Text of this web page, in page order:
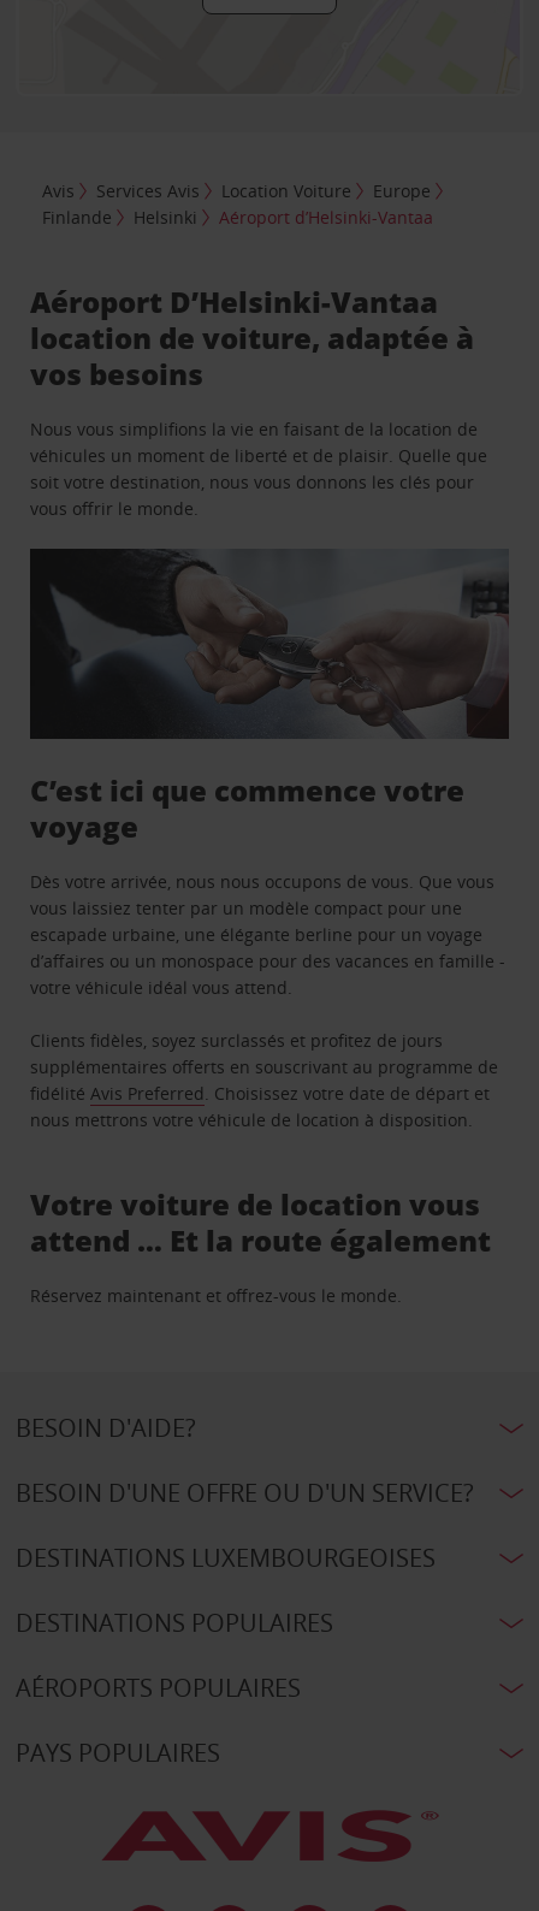
Avis Services Avis Location Voiture
Europe
Finlande
Helsinki Aéroport d’Helsinki-Vantaa
Aéroport D’Helsinki-Vantaa
location de voiture, adaptée à
vos besoins
Nous vous simplifions la vie en faisant de la location de
véhicules un moment de liberté et de plaisir. Quelle que
soit votre destination, nous vous donnons les clés pour
vous offrir le monde.
C’est ici que commence votre
voyage
Dès votre arrivée, nous nous occupons de vous. Que vous
vous laissiez tenter par un modèle compact pour une
escapade urbaine, une élégante berline pour un voyage
d’affaires ou un monospace pour des vacances en famille -
votre véhicule idéal vous attend.
Clients fidèles, soyez surclassés et profitez de jours
supplémentaires offerts en souscrivant au programme de
fidélitéAvis Preferred. Choisissez votre date de départ et
nous mettrons votre véhicule de location à disposition.
Votre voiture de location vous
attend … Et la route également
Réservez maintenant et offrez-vous le monde.
BESOIN D'AIDE?
BESOIN D'UNE OFFRE OU D'UN SERVICE?
DESTINATIONS LUXEMBOURGEOISES
DESTINATIONS POPULAIRES
AÉROPORTS POPULAIRES
PAYS POPULAIRES